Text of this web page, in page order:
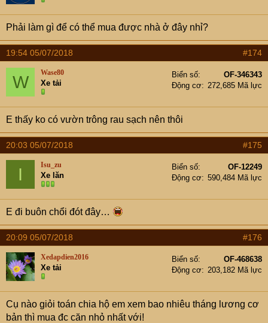
Phải làm gì để có thể mua được nhà ở đây nhỉ?
19:54 05/07/2018 #174
W Wase80
Xe tải
Biển số
OF-346343
Động cơ
272,685 Mã lực
E thấy ko có vườn trông rau sạch nên thôi
20:03 05/07/2018 #175
I Isu_zu
Xe lăn
Biển số
OF-12249
Động cơ
590,484 Mã lực
E đi buôn chổi đót đây…
20:09 05/07/2018 #176
Xedapdien2016
Xe tải
Biển số
OF-468638
Động cơ
203,182 Mã lực
Cụ nào giỏi toán chia hộ em xem bao nhiêu tháng lương cơ
bản thì mua đc căn nhỏ nhất với!